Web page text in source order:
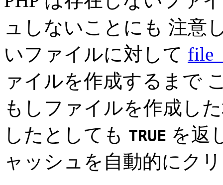
ュしないことにも 注意
いファイルに対して
ァイルを作成するまで
もしファイルを作成し
したとしても TRUE を返
ャッシュを自動的にク